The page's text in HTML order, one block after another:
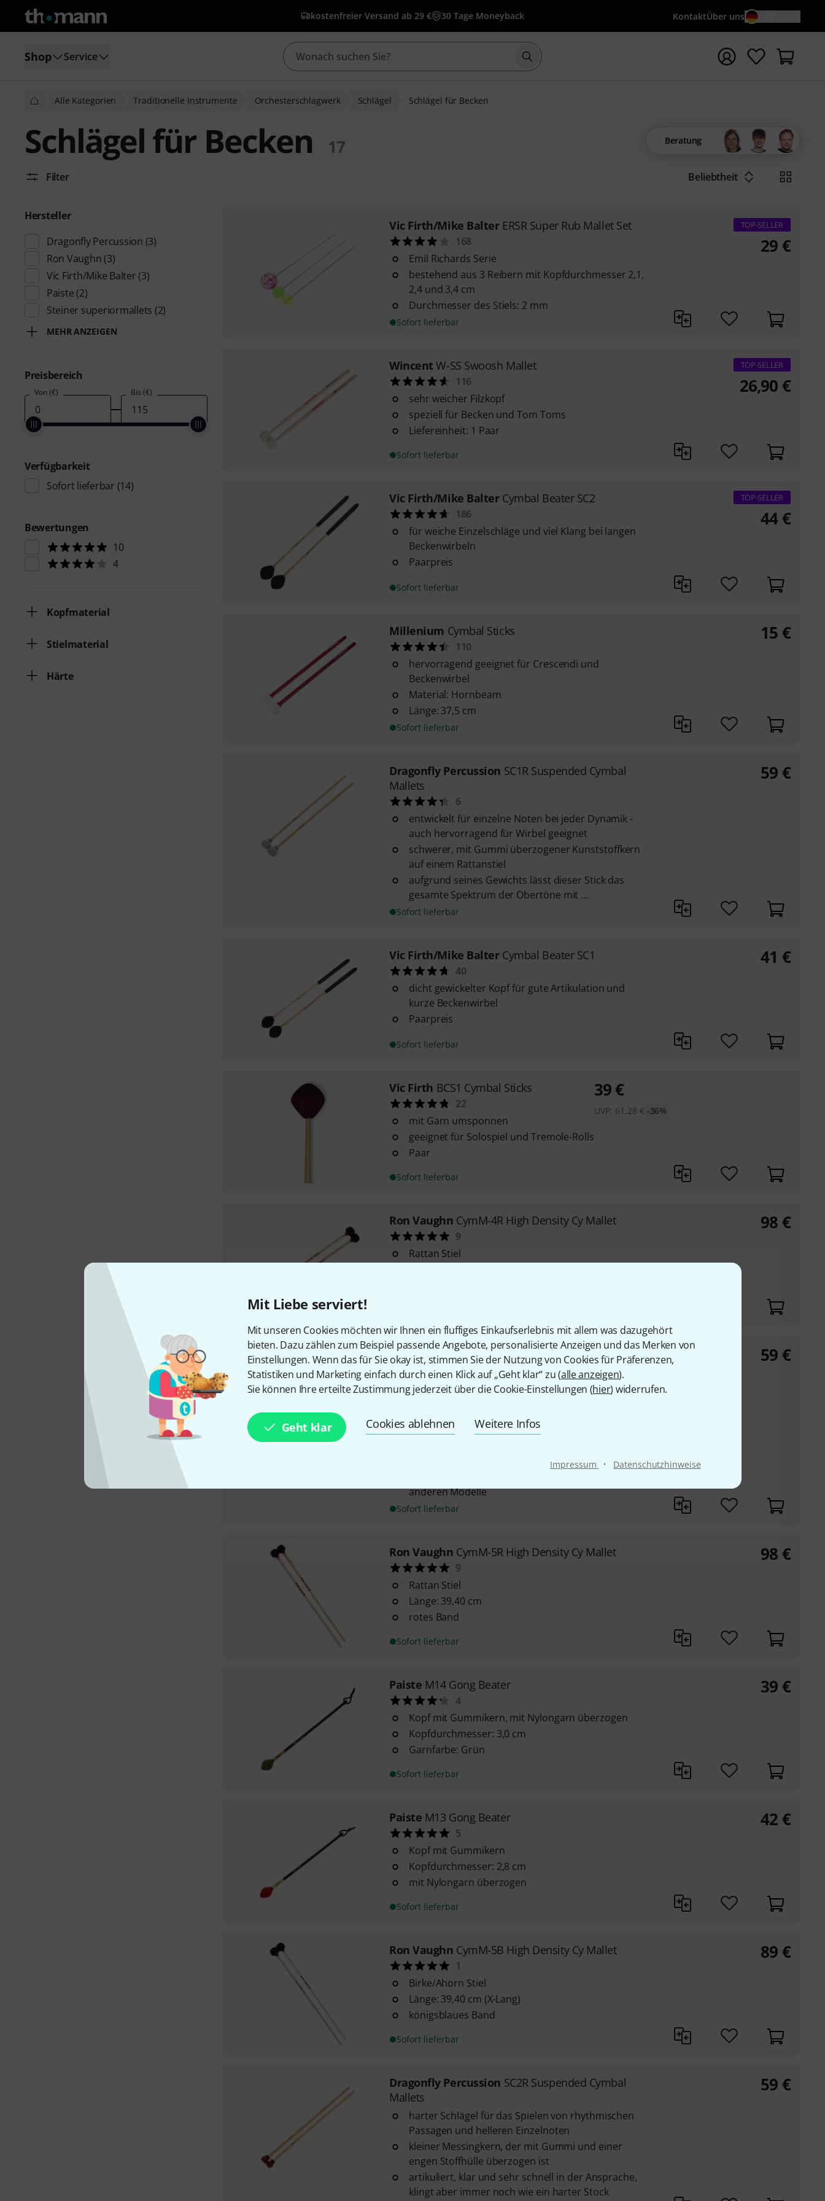
Mit Liebe serviert!
Mit unseren Cookies möchten wir Ihnen ein fluffiges Einkaufserlebnis mit allem was dazugehört
bieten. Dazu zählen zum Beispiel passende Angebote, personalisierte Anzeigen und das Merken von
Einstellungen. Wenn das für Sie okay ist, stimmen Sie der Nutzung von Cookies für Präferenzen,
Statistiken und Marketing einfach durch einen Klick auf „Geht klar“ zu (alle anzeigen).
Sie können Ihre erteilte Zustimmung jederzeit über die Cookie-Einstellungen (hier) widerrufen.
Geht klar Cookies ablehnen Weitere Infos
Impressum · Datenschutzhinweise
kostenfreier Versand ab 29 € 30 Tage Moneyback KontaktÜber uns
Shop Service Suche mit Suchwort {searchTerm} starten
Alle Kategorien Traditionelle Instrumente Orchesterschlagwerk Schlägel Schlägel für Becken
Schlägel für Becken 17 Beratung
Filter Beliebtheit
Hersteller
Dragonfly Percussion (3)
Ron Vaughn (3)
Vic Firth/Mike Balter (3)
Paiste (2)
Steiner superiormallets (2)
MEHR ANZEIGEN
Preisbereich
Von (€) Bis (€)
Verfügbarkeit
Sofort lieferbar (14)
Bewertungen
10
4
Kopfmaterial
Stielmaterial
Härte
Vic Firth/Mike Balter ERSR Super Rub Mallet Set
168
Emil Richards Serie
bestehend aus 3 Reibern mit Kopfdurchmesser 2,1,
2,4 und 3,4 cm
Durchmesser des Stiels: 2 mm
Sofort lieferbar
TOP-SELLER
29 €
Wincent W-SS Swoosh Mallet
116
sehr weicher Filzkopf
speziell für Becken und Tom Toms
Liefereinheit: 1 Paar
Sofort lieferbar
TOP-SELLER
26,90 €
Vic Firth/Mike Balter Cymbal Beater SC2
186
für weiche Einzelschläge und viel Klang bei langen
Beckenwirbeln
Paarpreis
Sofort lieferbar
TOP-SELLER
44 €
Millenium Cymbal Sticks
110
hervorragend geeignet für Crescendi und
Beckenwirbel
Material: Hornbeam
Länge: 37,5 cm
Sofort lieferbar
15 €
Dragonfly Percussion SC1R Suspended Cymbal
Mallets
6
entwickelt für einzelne Noten bei jeder Dynamik -
auch hervorragend für Wirbel geeignet
schwerer, mit Gummi überzogener Kunststoffkern
auf einem Rattanstiel
aufgrund seines Gewichts lässt dieser Stick das
gesamte Spektrum der Obertöne mit ...
Sofort lieferbar
59 €
Vic Firth/Mike Balter Cymbal Beater SC1
40
dicht gewickelter Kopf für gute Artikulation und
kurze Beckenwirbel
Paarpreis
Sofort lieferbar
41 €
Vic Firth BCS1 Cymbal Sticks
22
mit Garn umsponnen
geeignet für Solospiel und Tremole-Rolls
Paar
Sofort lieferbar
39€
UVP: 61,28 € -36%
Ron Vaughn CymM-4R High Density Cy Mallet
9
Rattan Stiel
98 €
Dragonfly Percussion SC3R Suspended Cymbal
Mallets
3
wirbelt anschlagslos bei jeder Dynamik auf einer
kann auch für einzelne Noten verwendet werden,
anderen Modelle
Sofort lieferbar
59 €
Ron Vaughn CymM-5R High Density Cy Mallet
9
Rattan Stiel
Länge: 39,40 cm
rotes Band
Sofort lieferbar
98 €
Paiste M14 Gong Beater
4
Kopf mit Gummikern, mit Nylongarn überzogen
Kopfdurchmesser: 3,0 cm
Garnfarbe: Grün
Sofort lieferbar
39 €
Paiste M13 Gong Beater
5
Kopf mit Gummikern
Kopfdurchmesser: 2,8 cm
mit Nylongarn überzogen
Sofort lieferbar
42 €
Ron Vaughn CymM-5B High Density Cy Mallet
1
Birke/Ahorn Stiel
Länge: 39,40 cm (X-Lang)
königsblaues Band
Sofort lieferbar
89 €
Dragonfly Percussion SC2R Suspended Cymbal
Mallets
harter Schlägel für das Spielen von rhythmischen
Passagen und helleren Einzelnoten
kleiner Messingkern, der mit Gummi und einer
engen Stoffhülle überzogen ist
artikuliert, klar und sehr schnell in der Ansprache,
klingt aber immer noch wie ein harter Stock
59 €